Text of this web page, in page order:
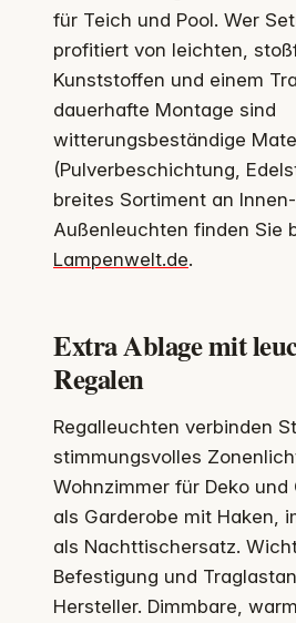
für Teich und Pool. Wer
profitiert von leichten,
Kunststoffen und einem
dauerhafte Montage sind
witterungsbeständige
(Pulverbeschichtung,
breites Sortiment an
Außenleuchten finden Sie
Lampenwelt.de.
Extra Ablage mit
Regalen
Regalleuchten verbinden
stimmungsvolles
Wohnzimmer für Deko und
als Garderobe mit Haken,
als Nachttischersatz.
Befestigung und
Hersteller. Dimmbare,